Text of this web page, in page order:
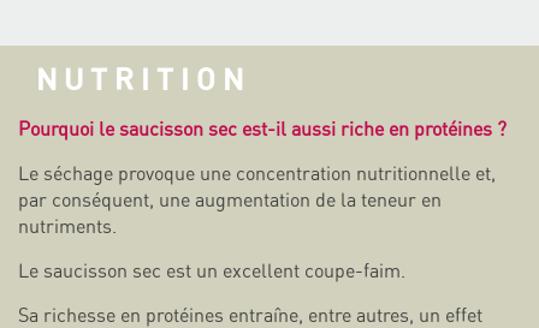
NUTRITION
Pourquoi le saucisson sec est-il aussi riche en protéines ?
Le séchage provoque une concentration nutritionnelle et,
par conséquent, une augmentation de la teneur en
nutriments.
Le saucisson sec est un excellent coupe-faim.
Sa richesse en protéines entraîne, entre autres, un effet